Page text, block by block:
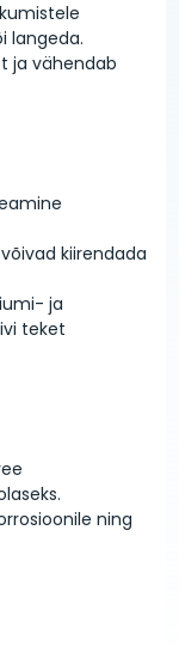
langeda.
ja vähendab
kiirendada
ja
teket
ning